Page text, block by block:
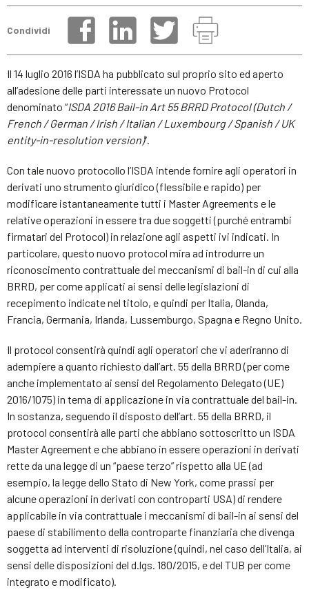
Condividi
Il 14 luglio 2016 l’ISDA ha pubblicato sul proprio sito ed aperto
all’adesione delle parti interessate un nuovo Protocol
denominato “ISDA 2016 Bail-in Art 55 BRRD Protocol (Dutch /
French / German / Irish / Italian / Luxembourg / Spanish / UK
entity-in-resolution version)”.
Con tale nuovo protocollo l’ISDA intende fornire agli operatori in
derivati uno strumento giuridico (flessibile e rapido) per
modificare istantaneamente tutti i Master Agreements e le
relative operazioni in essere tra due soggetti (purché entrambi
firmatari del Protocol) in relazione agli aspetti ivi indicati. In
particolare, questo nuovo protocol mira ad introdurre un
riconoscimento contrattuale dei meccanismi di bail-in di cui alla
BRRD, per come applicati ai sensi delle legislazioni di
recepimento indicate nel titolo, e quindi per Italia, Olanda,
Francia, Germania, Irlanda, Lussemburgo, Spagna e Regno Unito.
Il protocol consentirà quindi agli operatori che vi aderiranno di
adempiere a quanto richiesto dall’art. 55 della BRRD (per come
anche implementato ai sensi del Regolamento Delegato (UE)
2016/1075) in tema di applicazione in via contrattuale del bail-in.
In sostanza, seguendo il disposto dell’art. 55 della BRRD, il
protocol consentirà alle parti che abbiano sottoscritto un ISDA
Master Agreement e che abbiano in essere operazioni in derivati
rette da una legge di un “paese terzo” rispetto alla UE (ad
esempio, la legge dello Stato di New York, come prassi per
alcune operazioni in derivati con controparti USA) di rendere
applicabile in via contrattuale i meccanismi di bail-in ai sensi del
paese di stabilimento della controparte finanziaria che divenga
soggetta ad interventi di risoluzione (quindi, nel caso dell’Italia, ai
sensi delle disposizioni del d.lgs. 180/2015, e del TUB per come
integrato e modificato).